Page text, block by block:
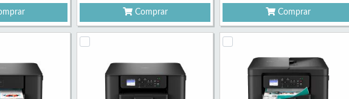
Comprar Comprar